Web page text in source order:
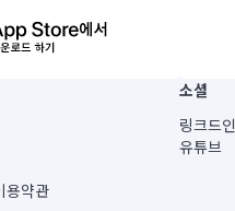
용약관
소셜
링크드인
유튜브